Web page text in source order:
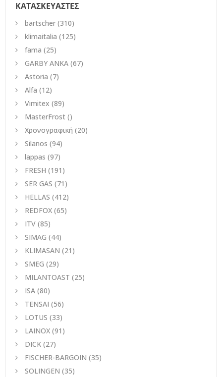
ΚΑΤΑΣΚΕΥΑΣΤΕΣ
bartscher (310)
klimaitalia (125)
fama (25)
GARBY ANKA (67)
Astoria (7)
Alfa (12)
Vimitex (89)
MasterFrost ()
Χρονογραφική (20)
Silanos (94)
lappas (97)
FRESH (191)
SER GAS (71)
HELLAS (412)
REDFOX (65)
ITV (85)
SIMAG (44)
KLIMASAN (21)
SMEG (29)
MILANTOAST (25)
ISA (80)
TENSAI (56)
LOTUS (33)
LAINOX (91)
DICK (27)
FISCHER-BARGOIN (35)
SOLINGEN (35)